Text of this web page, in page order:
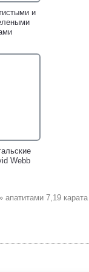
и
Webb
апатитами 7,19 карата